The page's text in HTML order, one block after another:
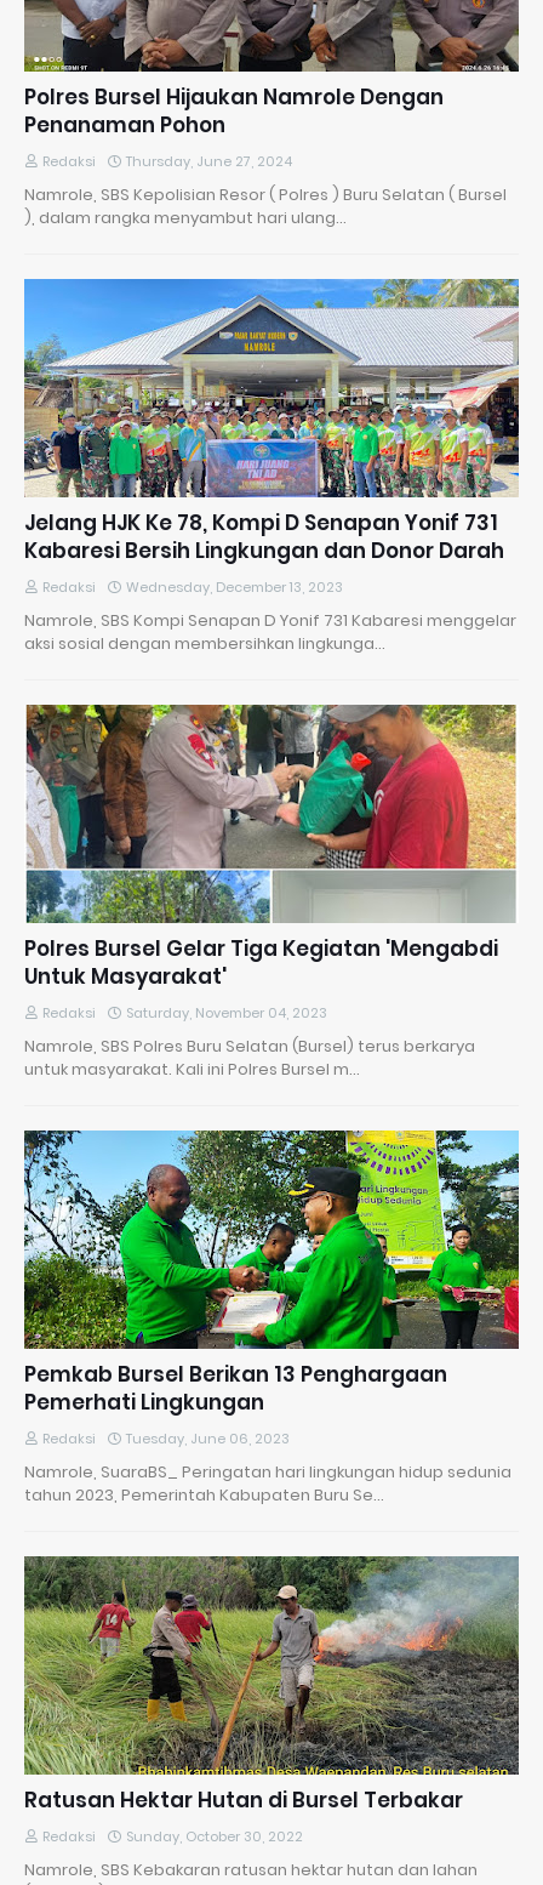
Polres Bursel Hijaukan Namrole Dengan
Penanaman Pohon
Redaksi Thursday, June 27, 2024
Namrole, SBS Kepolisian Resor ( Polres ) Buru Selatan ( Bursel
), dalam rangka menyambut hari ulang…
Jelang HJK Ke 78, Kompi D Senapan Yonif 731
Kabaresi Bersih Lingkungan dan Donor Darah
Redaksi Wednesday, December 13, 2023
Namrole, SBS Kompi Senapan D Yonif 731 Kabaresi menggelar
aksi sosial dengan membersihkan lingkunga…
Polres Bursel Gelar Tiga Kegiatan 'Mengabdi
Untuk Masyarakat'
Redaksi Saturday, November 04, 2023
Namrole, SBS Polres Buru Selatan (Bursel) terus berkarya
untuk masyarakat. Kali ini Polres Bursel m…
Pemkab Bursel Berikan 13 Penghargaan
Pemerhati Lingkungan
Redaksi Tuesday, June 06, 2023
Namrole, SuaraBS_ Peringatan hari lingkungan hidup sedunia
tahun 2023, Pemerintah Kabupaten Buru Se…
Ratusan Hektar Hutan di Bursel Terbakar
Redaksi Sunday, October 30, 2022
Namrole, SBS Kebakaran ratusan hektar hutan dan lahan